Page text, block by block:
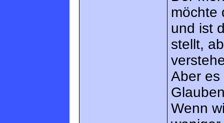
möchte
und ist
stellt,
Aber
Wenn